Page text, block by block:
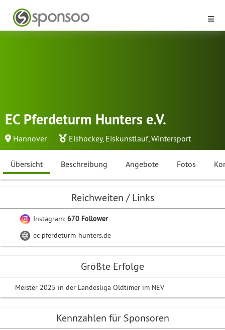
EC Pferdeturm Hunters e.V.
Hannover Eishockey, Eiskunstlauf,Wintersport
Übersicht Beschreibung Angebote Fotos
Reichweiten / Links
Instagram: 670 Follower
ec-pferdeturm-hunters.de
Größte Erfolge
Meister 2025 in der Landesliga Oldtimer im NEV
Kennzahlen für Sponsoren